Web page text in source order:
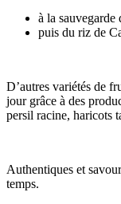
à la sauvegarde
puis du riz de
D’autres variétés de
jour grâce à des
persil racine, haricots
Authentiques et
temps.